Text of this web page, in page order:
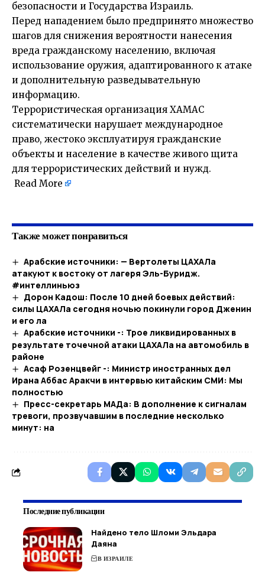
безопасности и Государства Израиль.
Перед нападением было предпринято множество
шагов для снижения вероятности нанесения
вреда гражданскому населению, включая
использование оружия, адаптированного к атаке
и дополнительную разведывательную
информацию.
Террористическая организация ХАМАС
систематически нарушает международное
право, жестоко эксплуатируя гражданские
объекты и население в качестве живого щита
для террористических действий и нужд.
Read More
Также может понравиться
Арабские источники: — Вертолеты ЦАХАЛа
атакуют к востоку от лагеря Эль-Буридж.
#интеллиньюз
Дорон Кадош: После 10 дней боевых действий:
силы ЦАХАЛа сегодня ночью покинули город Дженин
и его ла
Арабские источники -: Трое ликвидированных в
результате точечной атаки ЦАХАЛа на автомобиль в
районе
Асаф Розенцвейг -: Министр иностранных дел
Ирана Аббас Аракчи в интервью китайским СМИ: Мы
полностью
Пресс-секретарь МАДа: В дополнение к сигналам
тревоги, прозвучавшим в последние несколько
минут: на
Последние публикации
Найдено тело Шломи Эльдара
Даяна
В ИЗРАИЛЕ